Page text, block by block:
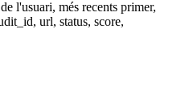
l'usuari, més recents primer,
url, status, score,